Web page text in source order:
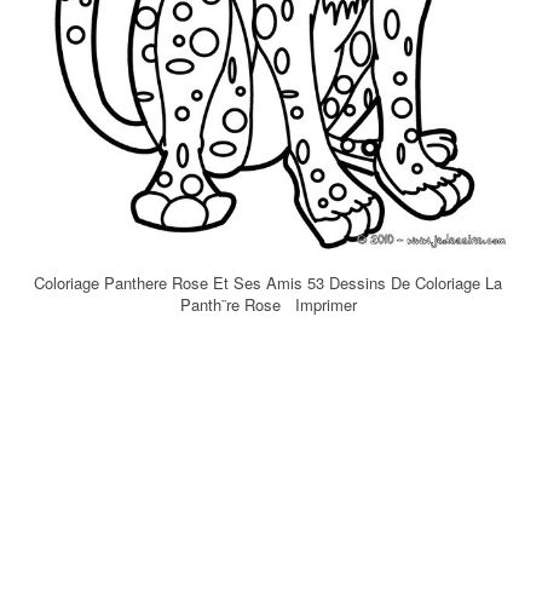
Coloriage Panthere Rose Et Ses Amis 53 Dessins De Coloriage La
Panth¨re Rose Imprimer